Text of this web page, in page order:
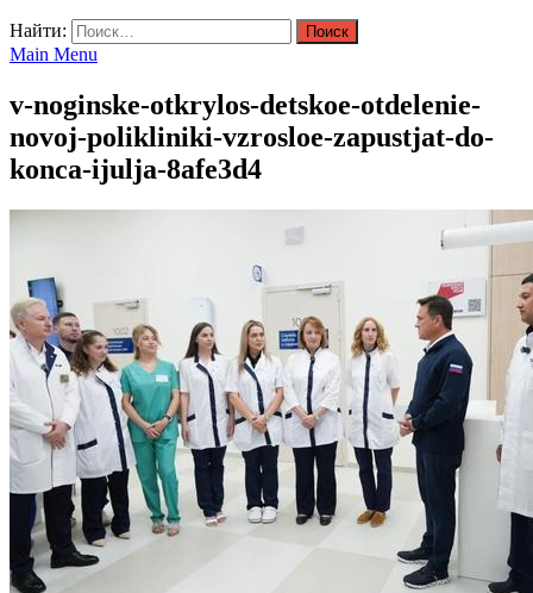
Найти:
Main Menu
v-noginske-otkrylos-detskoe-otdelenie-
novoj-polikliniki-vzrosloe-zapustjat-do-
konca-ijulja-8afe3d4